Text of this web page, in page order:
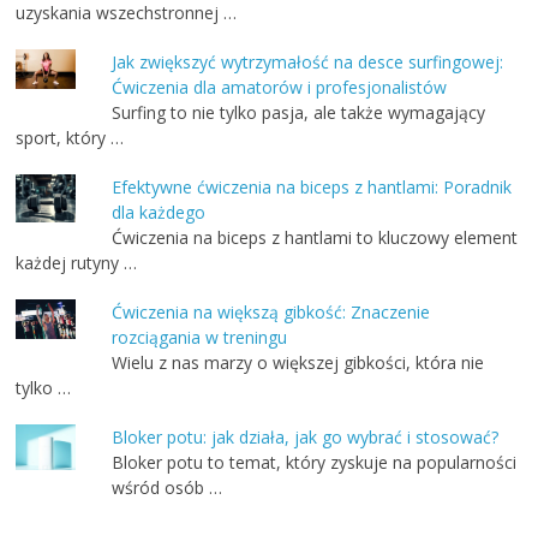
uzyskania wszechstronnej …
Jak zwiększyć wytrzymałość na desce surfingowej:
Ćwiczenia dla amatorów i profesjonalistów
Surfing to nie tylko pasja, ale także wymagający
sport, który …
Efektywne ćwiczenia na biceps z hantlami: Poradnik
dla każdego
Ćwiczenia na biceps z hantlami to kluczowy element
każdej rutyny …
Ćwiczenia na większą gibkość: Znaczenie
rozciągania w treningu
Wielu z nas marzy o większej gibkości, która nie
tylko …
Bloker potu: jak działa, jak go wybrać i stosować?
Bloker potu to temat, który zyskuje na popularności
wśród osób …